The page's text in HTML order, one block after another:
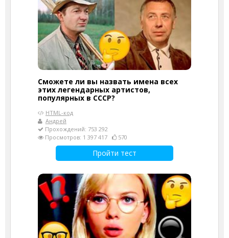
Сможете ли вы назвать имена всех
этих легендарных артистов,
популярных в СССР?
HTML-код
Андрей
Прохождений: 753 292
Просмотров: 1 397 417
570
Пройти тест